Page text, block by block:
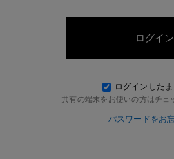
ログインした
共有の端末をお使いの方はチェ
パスワードをお